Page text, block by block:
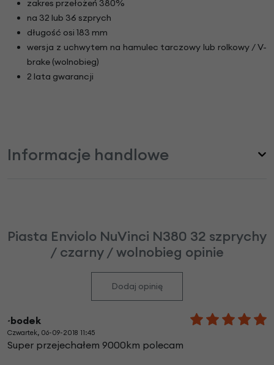
zakres przełożeń 380%
na 32 lub 36 szprych
długość osi 183 mm
wersja z uchwytem na hamulec tarczowy lub rolkowy / V-
brake (wolnobieg)
2 lata gwarancji
Informacje handlowe
Piasta Enviolo NuVinci N380 32 szprychy
/ czarny / wolnobieg opinie
Dodaj opinię
~bodek
Czwartek, 06-09-2018 11:45
Super przejechałem 9000km polecam